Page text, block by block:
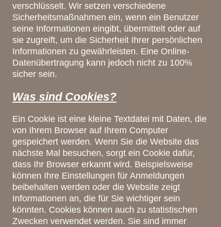
verschlüsselt. Wir setzen verschiedene
Sicherheitsmaßnahmen ein, wenn ein Benutzer
seine Informationen eingibt, übermittelt oder auf
sie zugreift, um die Sicherheit Ihrer persönlichen
Informationen zu gewährleisten. Eine Online-
Datenübertragung kann jedoch nicht zu 100%
sicher sein.
Was sind Cookies?
Ein Cookie ist eine kleine Textdatei mit Daten, die
von Ihrem Browser auf Ihrem Computer
gespeichert werden. Wenn Sie die Website das
nächste Mal besuchen, sorgt ein Cookie dafür,
dass Ihr Browser erkannt wird. Beispielsweise
können Ihre Einstellungen für Anmeldungen
beibehalten werden oder die Website zeigt
Informationen an, die für Sie wichtiger sein
könnten. Cookies können auch zu statistischen
Zwecken verwendet werden. Sie sind immer